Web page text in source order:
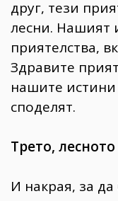
друг, тези
лесни. Нашият
приятелства,
Здравите
нашите истини
споделят.
Трето,
И накрая, за